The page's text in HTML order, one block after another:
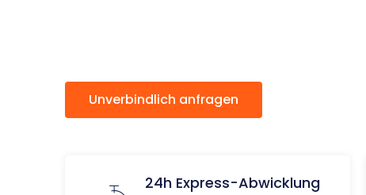
Unverbindlich anfragen
24h Express-Abwicklung